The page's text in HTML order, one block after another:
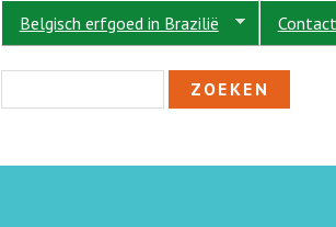
Belgisch erfgoed in Brazilië Contact
ZOEKVELD